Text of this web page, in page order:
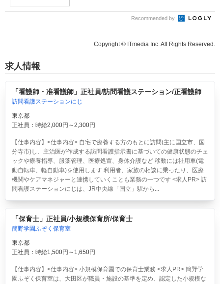
Recommended by
Copyright © ITmedia Inc. All Rights Reserved.
求人情報
「看護師・准看護師」正社員/訪問看護ステーション/正看護師
訪問看護ステーションにじ
東京都
正社員：時給2,000円～2,300円
【仕事内容】<仕事内容> 自宅で療養する方のもとに訪問(主に国立市、国
分寺市)し、主治医が作成する訪問看護指示書に基づいての健康状態のチェ
ックや療養指導、服薬管理、医療処置、身体介護など 移動には社用車(電
動自転車、軽自動車)を使用します 利用者、家族の相談に乗ったり、医療
機関やケアマネジャーと連携していくことも業務の一つです <求人PR> 訪
問看護ステーションにじは、JR中央線「国立」駅から...
「保育士」正社員/小規模保育所/保育士
簡野学園ふぞく保育室
東京都
正社員：時給1,500円～1,650円
【仕事内容】<仕事内容> 小規模保育園での保育士業務 <求人PR> 簡野学
園ふぞく保育室は、大田区が職員・施設の基準を定め、認定した小規模な